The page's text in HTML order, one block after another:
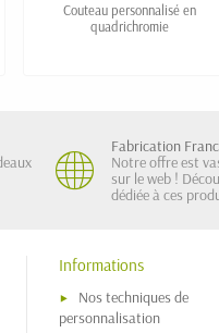
Couteau personnalisé en
quadrichromie
Fabrication
Notre offre est
sur le web !
dédiée à ces
Informations
Nos techniques de
personnalisation